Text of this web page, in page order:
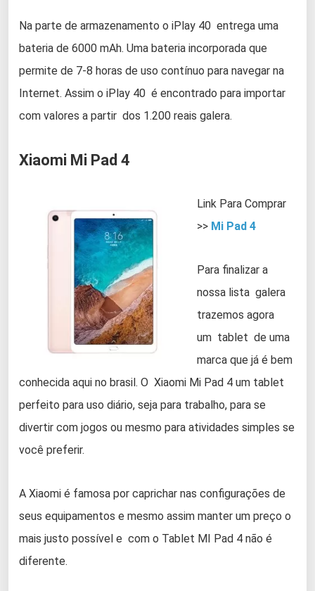
Na parte de armazenamento o iPlay 40 entrega uma
bateria de 6000 mAh. Uma bateria incorporada que
permite de 7-8 horas de uso contínuo para navegar na
Internet. Assim o iPlay 40 é encontrado para importar
com valores a partir dos 1.200 reais galera.
Xiaomi Mi Pad 4
Link Para Comprar
>> Mi Pad 4
Para finalizar a
nossa lista galera
trazemos agora
um tablet de uma
marca que já é bem
conhecida aqui no brasil. O Xiaomi Mi Pad 4 um tablet
perfeito para uso diário, seja para trabalho, para se
divertir com jogos ou mesmo para atividades simples se
você preferir.
A Xiaomi é famosa por caprichar nas configurações de
seus equipamentos e mesmo assim manter um preço o
mais justo possível e com o Tablet MI Pad 4 não é
diferente.